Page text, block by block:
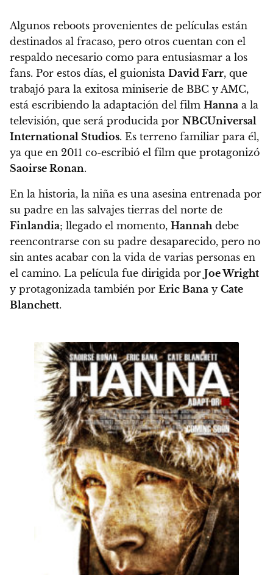
Algunos reboots provenientes de películas están
destinados al fracaso, pero otros cuentan con el
respaldo necesario como para entusiasmar a los
fans. Por estos días, el guionista David Farr, que
trabajó para la exitosa miniserie de BBC y AMC,
está escribiendo la adaptación del film Hanna a la
televisión, que será producida por NBCUniversal
International Studios. Es terreno familiar para él,
ya que en 2011 co-escribió el film que protagonizó
Saoirse Ronan.
En la historia, la niña es una asesina entrenada por
su padre en las salvajes tierras del norte de
Finlandia; llegado el momento, Hannahdebe
reencontrarse con su padre desaparecido, pero no
sin antes acabar con la vida de varias personas en
el camino. La película fue dirigida por Joe Wright
y protagonizada también por Eric Bana y Cate
Blanchett.